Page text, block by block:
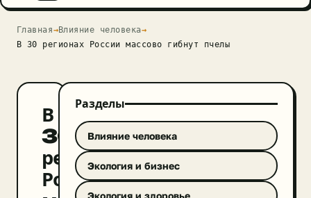
Главная→Влияние человека→
В 30 регионах России массово гибнут пчелы
В
30
регионах
России
Разделы
Влияние человека
Экология и бизнес
Экология и здоровье